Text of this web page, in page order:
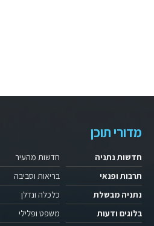
מדורי תוכן
חדשות נתניה
תרבות ופנאי
נתניה מבשלת
בלוגים ודעות
חדשות מהעיר
בריאות וסביבה
כלכלה ונדלן
משפט ופלילי